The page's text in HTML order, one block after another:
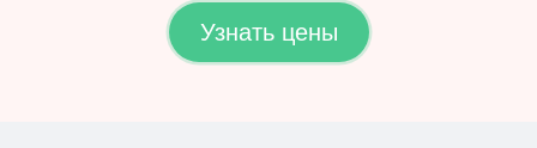
Узнать цены